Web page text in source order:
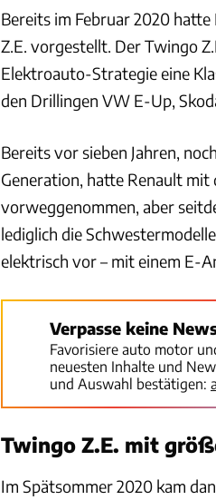
Bereits im Februar 2020
Z.E. vorgestellt. Der Twingo
Elektroauto-Strategie eine
den Drillingen VW E-Up,
Bereits vor sieben Jahren,
Generation, hatte Renault mit
vorweggenommen, aber
lediglich die
elektrisch vor – mit einem E-
Verpasse keine
Favorisiere auto motor
neuesten Inhalte und
und Auswahl bestätigen:
Twingo Z.E. mit
Im Spätsommer 2020 kam